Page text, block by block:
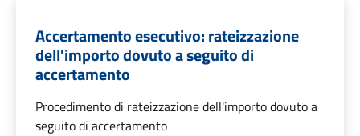
Accertamento esecutivo: rateizzazione
dell'importo dovuto a seguito di
accertamento
Procedimento di rateizzazione dell'importo dovuto a
seguito di accertamento